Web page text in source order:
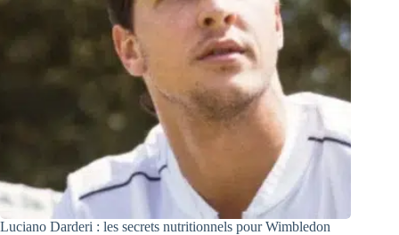
Luciano Darderi : les secrets nutritionnels pour Wimbledon